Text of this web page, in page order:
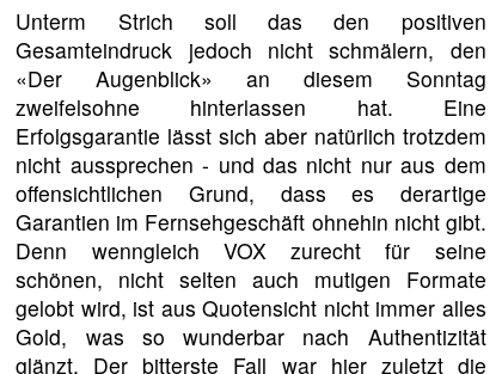
Unterm Strich soll das den positiven
Gesamteindruck jedoch nicht schmälern, den
«Der Augenblick» an diesem Sonntag
zweifelsohne hinterlassen hat. Eine
Erfolgsgarantie lässt sich aber natürlich trotzdem
nicht aussprechen - und das nicht nur aus dem
offensichtlichen Grund, dass es derartige
Garantien im Fernsehgeschäft ohnehin nicht gibt.
Denn wenngleich VOX zurecht für seine
schönen, nicht selten auch mutigen Formate
gelobt wird, ist aus Quotensicht nicht immer alles
Gold, was so wunderbar nach Authentizität
glänzt. Der bitterste Fall war hier zuletzt die